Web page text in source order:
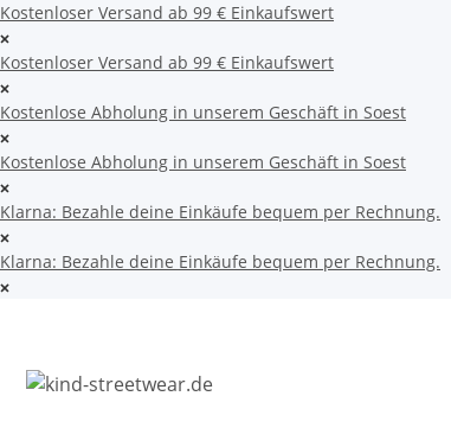
Kostenloser Versand ab 99 € Einkaufswert
Kostenloser Versand ab 99 € Einkaufswert
Kostenlose Abholung in unserem Geschäft in Soest
Kostenlose Abholung in unserem Geschäft in Soest
Klarna: Bezahle deine Einkäufe bequem per Rechnung.
Klarna: Bezahle deine Einkäufe bequem per Rechnung.